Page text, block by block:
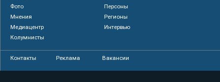
Фото
Персоны
Мнения
Регионы
Медиацентр
Интервью
Колумнисты
Контакты Реклама Вакансии